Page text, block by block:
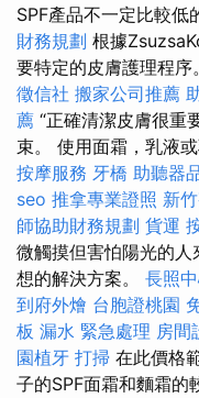
SPF產品不一定比較低
財務規劃 根據
要特定的皮膚護理程序
徵信社 搬家公司推薦
薦 “正確清潔皮膚很重
束。 使用面霜，乳液
按摩服務 牙橋 助聽器
seo 推拿專業證照 新
師協助財務規劃 貨運
微觸摸但害怕陽光的
想的解決方案。 長照
到府外燴 台胞證桃園
板 漏水 緊急處理 房間
園植牙 打掃 在此價格
子的SPF面霜和麵霜的